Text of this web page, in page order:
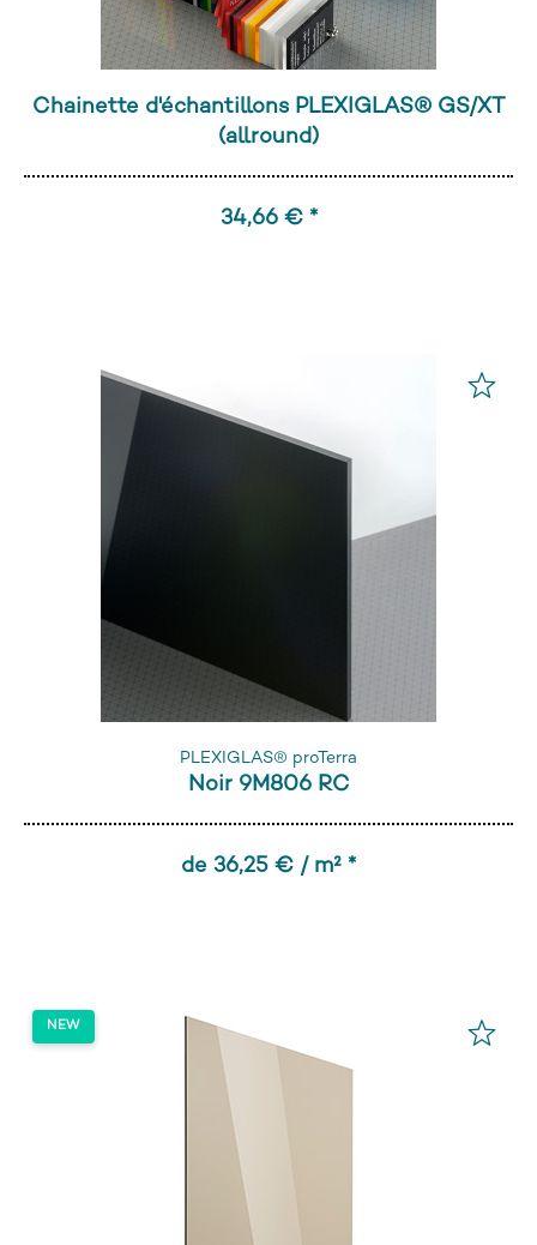
Chainette d'échantillons PLEXIGLAS® GS/XT
(allround)
34,66 € *
PLEXIGLAS® proTerra
Noir 9M806 RC
de 36,25 € / m² *